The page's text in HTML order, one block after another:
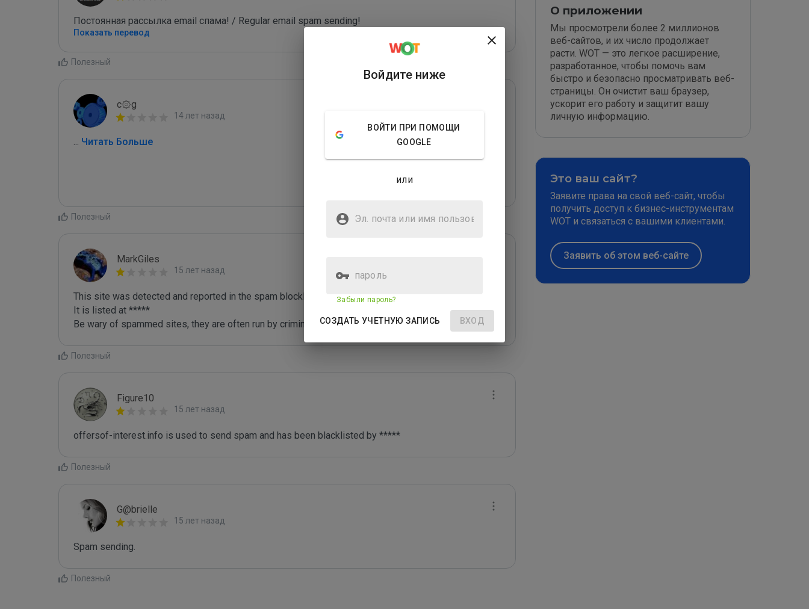
Постоянная рассылка email спама! / Regular email spam sending!
Показать перевод
Полезный
c۞g
14 лет назад
... Читать Больше
Полезный
MarkGiles
15 лет назад
This site was detected and reported in the spam blocklist maintained by Joe Wein.
It is listed at *****
Be wary of spammed sites, they are often run by criminals who are out to defraud you.
Полезный
Figure10
15 лет назад
offersof-interest.info is used to send spam and has been blacklisted by *****
Полезный
G@brielle
15 лет назад
Spam sending.
Полезный
О приложении
Мы просмотрели более 2 миллионов
веб-сайтов, и их число продолжает
расти. WOT — это легкое расширение,
разработанное, чтобы помочь вам
быстро и безопасно просматривать веб-
страницы. Он очистит ваш браузер,
ускорит его работу и защитит вашу
личную информацию.
Это ваш сайт?
Заявите права на свой веб-сайт, чтобы
получить доступ к бизнес-инструментам
WOT и связаться с вашими клиентами.
Заявить об этом веб-сайте
Войдите ниже
ВОЙТИ ПРИ ПОМОЩИ
GOOGLE
или
Эл. почта или имя
пользователя
пароль
Забыли пароль?
СОЗДАТЬ УЧЕТНУЮ ЗАПИСЬ ВХОД